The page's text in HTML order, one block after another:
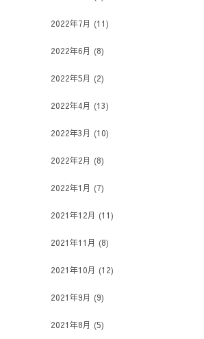
2022年7月 (11)
2022年6月 (8)
2022年5月 (2)
2022年4月 (13)
2022年3月 (10)
2022年2月 (8)
2022年1月 (7)
2021年12月 (11)
2021年11月 (8)
2021年10月 (12)
2021年9月 (9)
2021年8月 (5)